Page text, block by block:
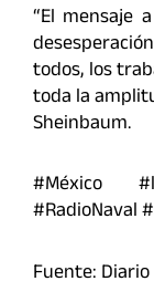
“El mensaje
todos, los
toda la
Sheinbaum.
#México
#RadioNaval
Fuente: